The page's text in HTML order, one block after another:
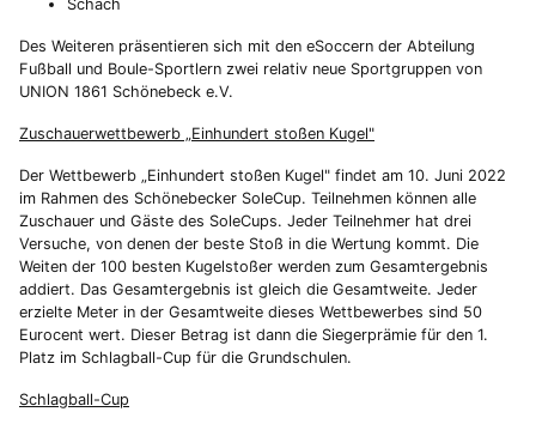
Schach
Des Weiteren präsentieren sich mit den eSoccern der Abteilung
Fußball und Boule-Sportlern zwei relativ neue Sportgruppen von
UNION 1861 Schönebeck e.V.
Zuschauerwettbewerb „Einhundert stoßen Kugel"
Der Wettbewerb „Einhundert stoßen Kugel" findet am 10. Juni 2022
im Rahmen des Schönebecker SoleCup. Teilnehmen können alle
Zuschauer und Gäste des SoleCups. Jeder Teilnehmer hat drei
Versuche, von denen der beste Stoß in die Wertung kommt. Die
Weiten der 100 besten Kugelstoßer werden zum Gesamtergebnis
addiert. Das Gesamtergebnis ist gleich die Gesamtweite. Jeder
erzielte Meter in der Gesamtweite dieses Wettbewerbes sind 50
Eurocent wert. Dieser Betrag ist dann die Siegerprämie für den 1.
Platz im Schlagball-Cup für die Grundschulen.
Schlagball-Cup